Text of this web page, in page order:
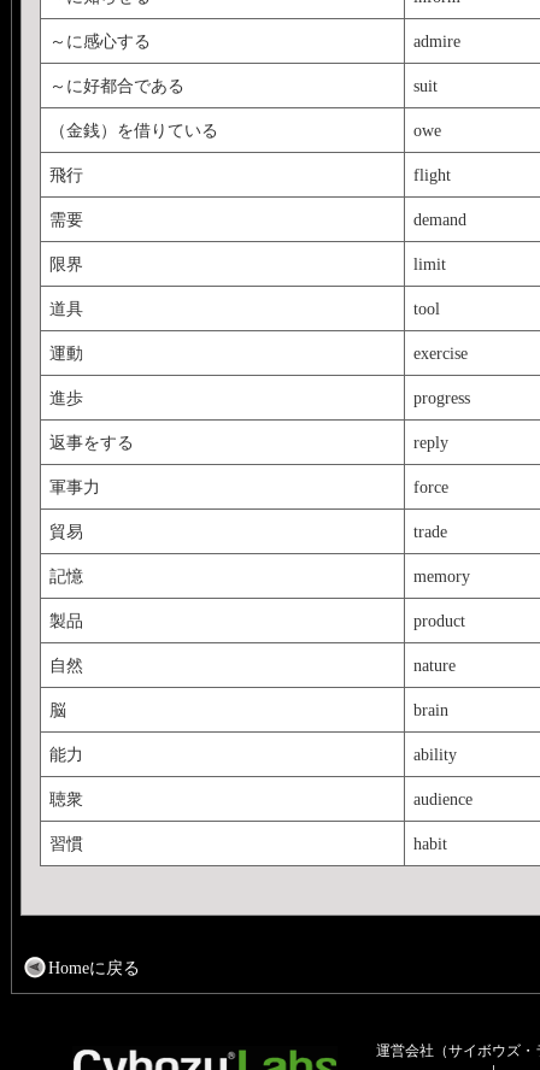
～に感心する admire
～に好都合である suit
（金銭）を借りている owe
飛行 flight
需要 demand
限界 limit
道具 tool
運動 exercise
進歩 progress
返事をする reply
軍事力 force
貿易 trade
記憶 memory
製品 product
自然 nature
脳 brain
能力 ability
聴衆 audience
習慣 habit
Homeに戻る
運営会社（サイボウズ・